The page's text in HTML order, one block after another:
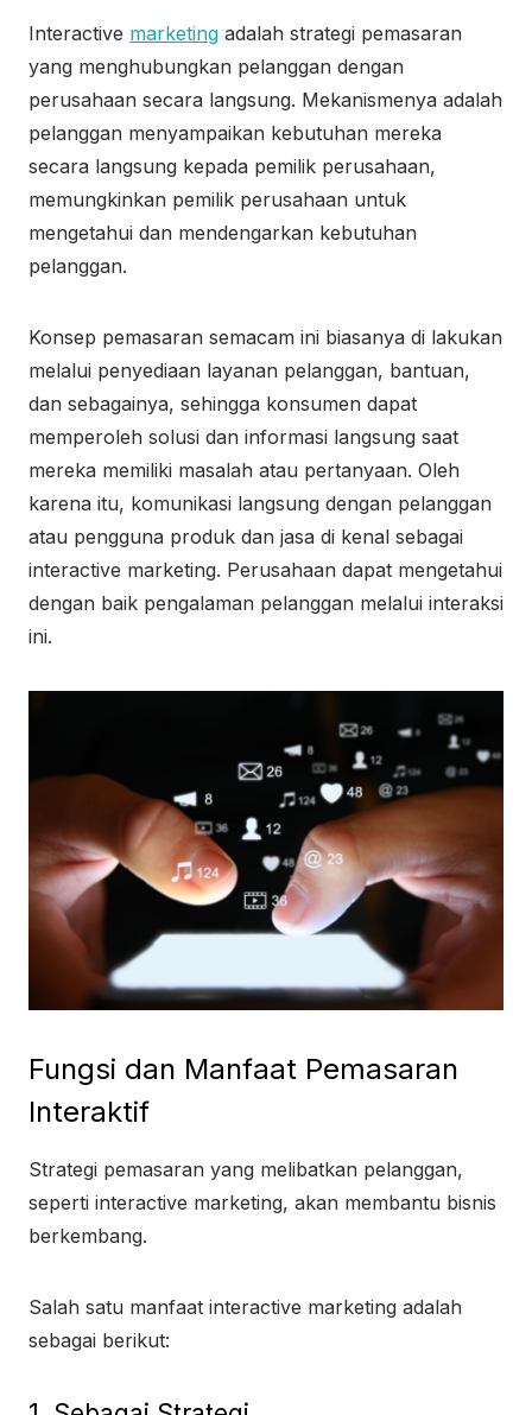
Interactive marketing adalah strategi pemasaran
yang menghubungkan pelanggan dengan
perusahaan secara langsung. Mekanismenya adalah
pelanggan menyampaikan kebutuhan mereka
secara langsung kepada pemilik perusahaan,
memungkinkan pemilik perusahaan untuk
mengetahui dan mendengarkan kebutuhan
pelanggan.
Konsep pemasaran semacam ini biasanya di lakukan
melalui penyediaan layanan pelanggan, bantuan,
dan sebagainya, sehingga konsumen dapat
memperoleh solusi dan informasi langsung saat
mereka memiliki masalah atau pertanyaan. Oleh
karena itu, komunikasi langsung dengan pelanggan
atau pengguna produk dan jasa di kenal sebagai
interactive marketing. Perusahaan dapat mengetahui
dengan baik pengalaman pelanggan melalui interaksi
ini.
Fungsi dan Manfaat Pemasaran
Interaktif
Strategi pemasaran yang melibatkan pelanggan,
seperti interactive marketing, akan membantu bisnis
berkembang.
Salah satu manfaat interactive marketing adalah
sebagai berikut: